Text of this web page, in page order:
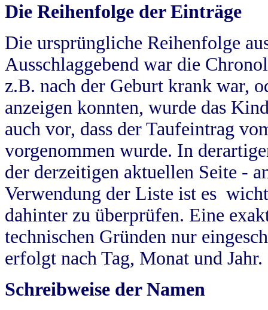
Die Reihenfolge der Einträge
Die ursprüngliche Reihenfolge
Ausschlaggebend war die
z.B. nach der Geburt krank war,
anzeigen konnten, wurde das
auch vor, dass der Taufeintrag
vorgenommen wurde. In
der derzeitigen aktuellen Seite -
Verwendung der Liste ist es
dahinter zu überprüfen. Eine
technischen Gründen nur
erfolgt nach Tag, Monat und Jahr.
Schreibweise der Namen